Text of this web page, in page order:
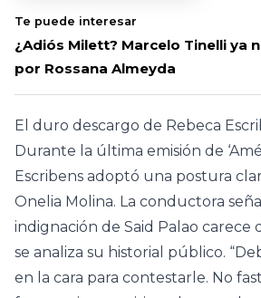
Te puede interesar
¿Adiós Milett? Marcelo Tinelli ya
por Rossana Almeyda
El duro descargo de Rebeca
Durante la última emisión de
Escribens adoptó una postura
Onelia Molina. La conductora
indignación de Said Palao carece
se analiza su historial público.
en la cara para contestarle. No